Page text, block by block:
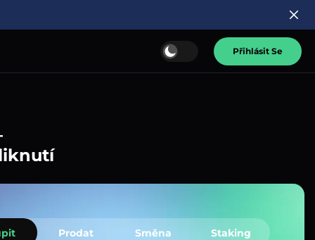
Přihlásit Se
Prodat Směna Staking